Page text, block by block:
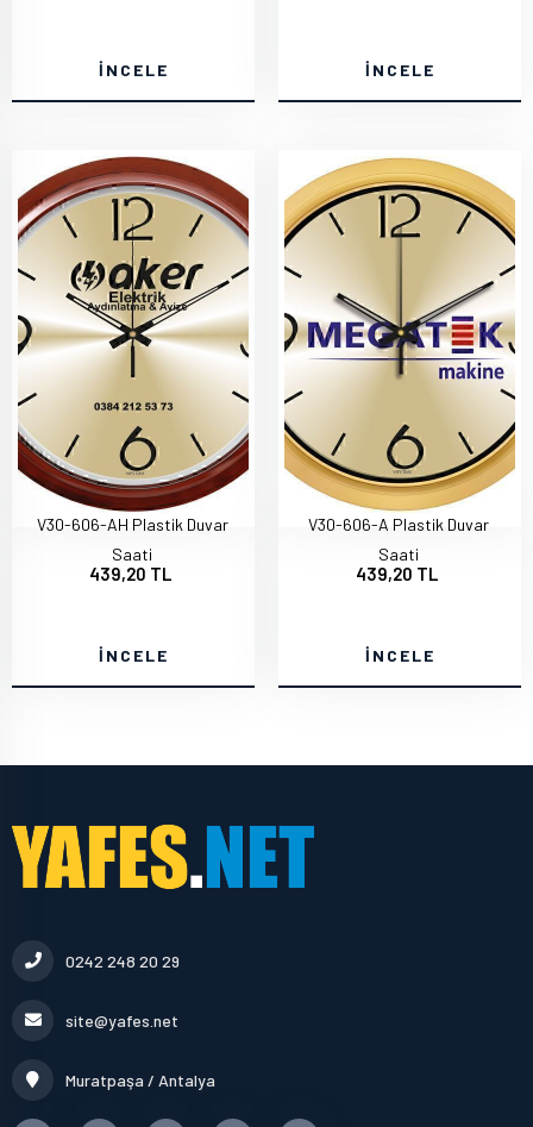
İNCELE İNCELE
V30-606-AH Plastik Duvar
Saati
439,20 TL
İNCELE
V30-606-A Plastik Duvar
Saati
439,20 TL
İNCELE
0242 248 20 29
site@yafes.net
Muratpaşa / Antalya